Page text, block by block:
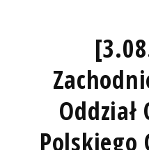
Polskiego